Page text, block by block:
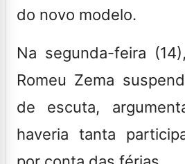
do novo modelo.
Na segunda-feira
Romeu Zema
de escuta,
haveria tanta